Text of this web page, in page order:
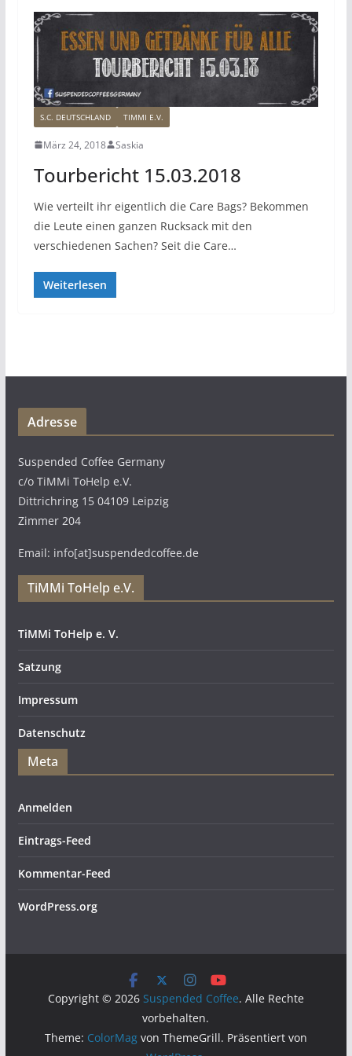
S.C. DEUTSCHLAND TIMMI E.V.
März 24, 2018 Saskia
Tourbericht 15.03.2018
Wie verteilt ihr eigentlich die Care Bags? Bekommen
die Leute einen ganzen Rucksack mit den
verschiedenen Sachen? Seit die Care…
Weiterlesen
Adresse
Suspended Coffee Germany
c/o TiMMi ToHelp e.V.
Dittrichring 15 04109 Leipzig
Zimmer 204
Email: info[at]suspendedcoffee.de
TiMMi ToHelp e.V.
TiMMi ToHelp e. V.
Satzung
Impressum
Datenschutz
Meta
Anmelden
Eintrags-Feed
Kommentar-Feed
WordPress.org
Copyright © 2026 Suspended Coffee. Alle Rechte
vorbehalten.
Theme: ColorMagvon ThemeGrill. Präsentiert von